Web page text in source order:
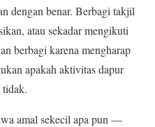
dengan benar. Berbagi takjil
atau sekadar mengikuti
berbagi karena mengharap
apakah aktivitas dapur
tidak.
amal sekecil apa pun —